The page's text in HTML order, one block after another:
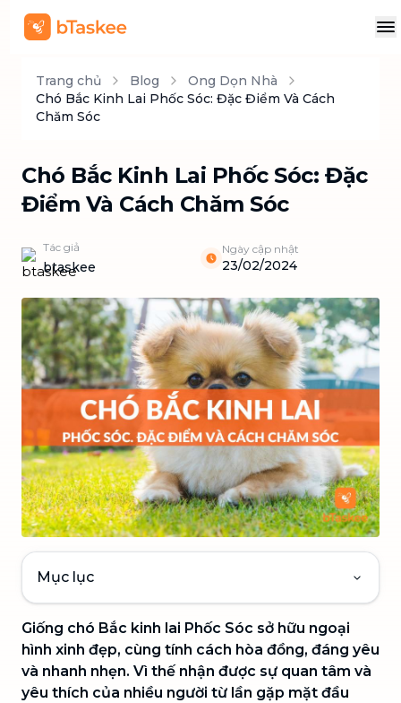
Trang chủ Blog
Ong Dọn Nhà
Chó Bắc Kinh Lai Phốc Sóc: Đặc Điểm Và Cách
Chăm Sóc
Chó Bắc Kinh Lai Phốc Sóc: Đặc
Điểm Và Cách Chăm Sóc
Tác giả
btaskee
Ngày cập nhật
23/02/2024
Mục lục
Giống chó Bắc kinh lai Phốc Sóc sở hữu ngoại
hình xinh đẹp, cùng tính cách hòa đồng, đáng yêu
và nhanh nhẹn. Vì thế nhận được sự quan tâm và
yêu thích của nhiều người từ lần gặp mặt đầu